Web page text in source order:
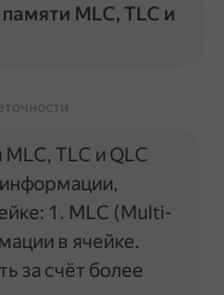
MLC, TLC и
TLC и QLC
информации,
1. MLC (Multi-
в ячейке.
за счёт более